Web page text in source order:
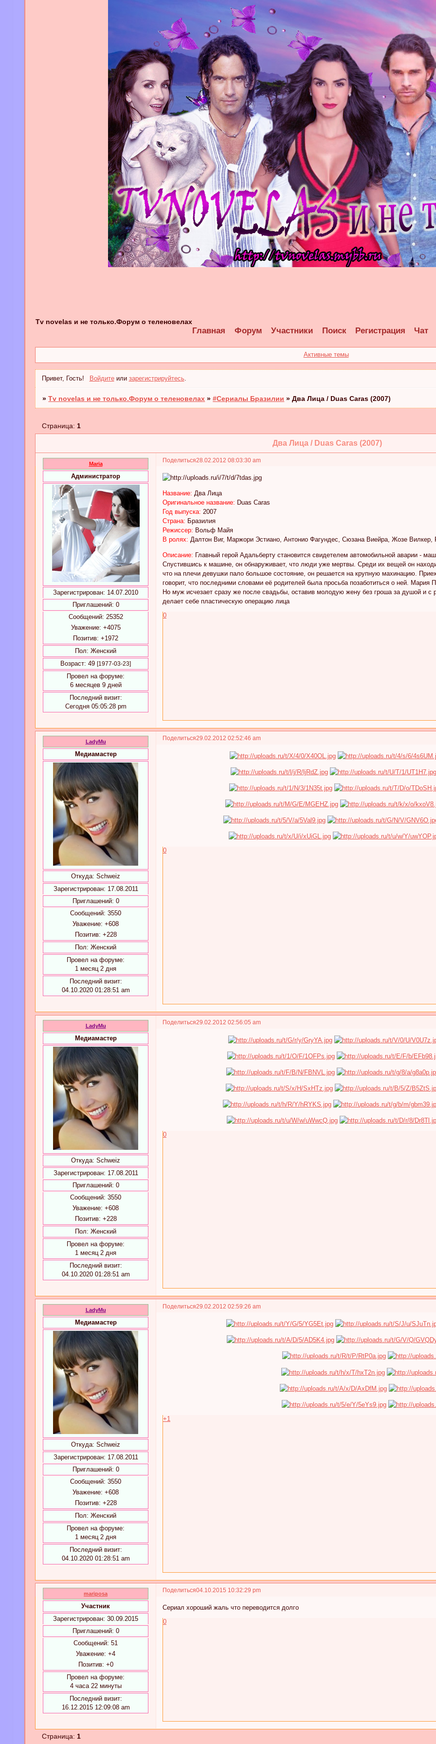
Tv novelas и не только.Форум о теленовелах
Главная Форум Участники Поиск Регистрация Чат
Активные темы
Привет, Гость! Войдитеили зарегистрируйтесь.
»Tv novelas и не только.Форум о теленовелах »#Сериалы Бразилии »Два Лица / Duas Caras (2007)
Два Лица / Duas Caras (2007)
Страница:1
Поделиться28.02.2012 08:03:30 am
Maria
Администратор
Зарегистрирован: 14.07.2010
Приглашений: 0
Сообщений: 25352
Уважение: +4075
Позитив: +1972
Пол: Женский
Возраст: 49 [1977-03-23]
Провел на форуме:
6 месяцев 9 дней
Последний визит:
Сегодня 05:05:28 pm
Название: Два Лица
Оригинальное название: Duas Caras
Год выпуска: 2007
Страна: Бразилия
Режиссер: Вольф Майя
В ролях: Далтон Виг, Маржори Эстиано, Антонио Фагундес, Сюзана Виейра, Жозе
Описание: Главный герой Адальберту становится свидетелем автомобильной аварии -
Спустившись к машине, он обнаруживает, что люди уже мертвы. Среди их вещей он
что на плечи девушки пало большое состояние, он решается на крупную махинацию.
говорит, что последними словами её родителей была просьба позаботиться о ней.
Но муж исчезает сразу же после свадьбы, оставив молодую жену без гроша за душой и
делает себе пластическую операцию лица
0
Поделиться29.02.2012 02:52:46 am
LadyMu
Медиамастер
Откуда: Schweiz
Зарегистрирован: 17.08.2011
Приглашений: 0
Сообщений: 3550
Уважение: +608
Позитив: +228
Пол: Женский
Провел на форуме:
1 месяц 2 дня
Последний визит:
04.10.2020 01:28:51 am
0
Поделиться29.02.2012 02:56:05 am
LadyMu
Медиамастер
Откуда: Schweiz
Зарегистрирован: 17.08.2011
Приглашений: 0
Сообщений: 3550
Уважение: +608
Позитив: +228
Пол: Женский
Провел на форуме:
1 месяц 2 дня
Последний визит:
04.10.2020 01:28:51 am
0
Поделиться29.02.2012 02:59:26 am
LadyMu
Медиамастер
Откуда: Schweiz
Зарегистрирован: 17.08.2011
Приглашений: 0
Сообщений: 3550
Уважение: +608
Позитив: +228
Пол: Женский
Провел на форуме:
1 месяц 2 дня
Последний визит:
04.10.2020 01:28:51 am
+1
Поделиться04.10.2015 10:32:29 pm
mariposa
Участник
Зарегистрирован: 30.09.2015
Приглашений: 0
Сообщений: 51
Уважение: +4
Позитив: +0
Провел на форуме:
4 часа 22 минуты
Последний визит:
16.12.2015 12:09:08 am
Сериал хороший жаль что переводится долго
0
Страница: 1